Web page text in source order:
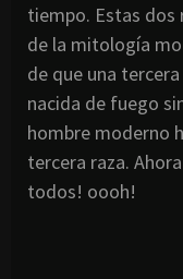
tiempo. Estas dos
de la mitología
de que una
nacida de fuego
hombre moderno
tercera raza.
todos! oooh!